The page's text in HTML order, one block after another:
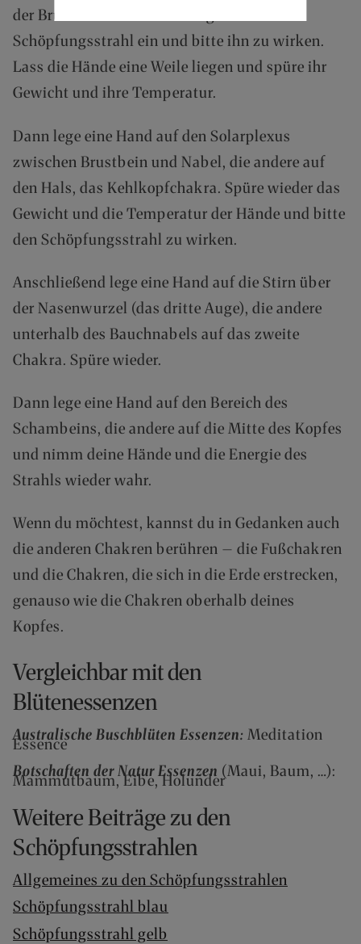
der Brust. Lade dann den magenta
Schöpfungsstrahl ein und bitte ihn zu wirken.
Lass die Hände eine Weile liegen und spüre ihr
Gewicht und ihre Temperatur.
Dann lege eine Hand auf den Solarplexus
zwischen Brustbein und Nabel, die andere auf
den Hals, das Kehlkopfchakra. Spüre wieder das
Gewicht und die Temperatur der Hände und bitte
den Schöpfungsstrahl zu wirken.
Anschließend lege eine Hand auf die Stirn über
der Nasenwurzel (das dritte Auge), die andere
unterhalb des Bauchnabels auf das zweite
Chakra. Spüre wieder.
Dann lege eine Hand auf den Bereich des
Schambeins, die andere auf die Mitte des Kopfes
und nimm deine Hände und die Energie des
Strahls wieder wahr.
Wenn du möchtest, kannst du in Gedanken auch
die anderen Chakren berühren – die Fußchakren
und die Chakren, die sich in die Erde erstrecken,
genauso wie die Chakren oberhalb deines
Kopfes.
Vergleichbar mit den
Blütenessenzen
Australische Buschblüten Essenzen: Meditation
Essence
Botschaften der Natur Essenzen (Maui, Baum, …):
Mammutbaum, Eibe, Holunder
Weitere Beiträge zu den
Schöpfungsstrahlen
Allgemeines zu den Schöpfungsstrahlen
Schöpfungsstrahl blau
Schöpfungsstrahl gelb